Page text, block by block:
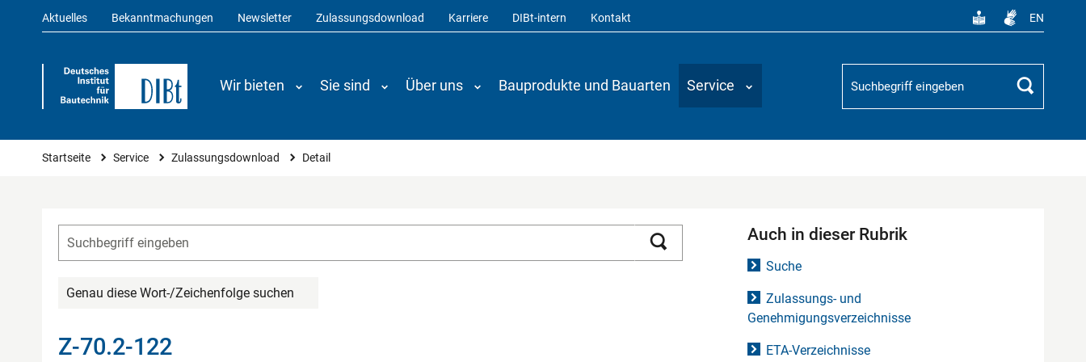
Aktuelles Bekanntmachungen Newsletter Zulassungsdownload Karriere DIBt-intern Kontakt EN
Wir bieten Sie sind Über uns Bauprodukte und Bauarten Service
Suchbegriff
Suchen
Sie sind hier
Startseite Service Zulassungsdownload Detail
Genau diese Wort-/Zeichenfolge suchen
Z-70.2-122
Auch in dieser Rubrik
Suche
Zulassungs- und
Genehmigungsverzeichnisse
ETA-Verzeichnisse